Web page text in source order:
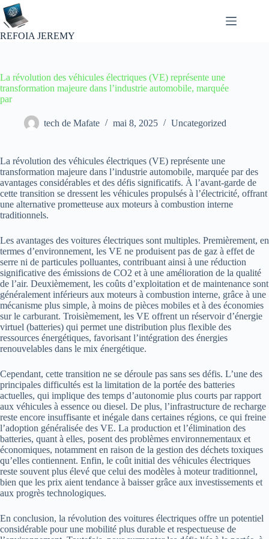
Passer
au
contenu
REFOIA JEREMY
La révolution des véhicules électriques (VE) représente une
transformation majeure dans l’industrie automobile, marquée
par
tech de Mafate mai 8, 2025 Uncategorized
La révolution des véhicules électriques (VE) représente une
transformation majeure dans l’industrie automobile, marquée par des
avantages considérables et des défis significatifs. À l’avant-garde de
cette transition se dressent les véhicules propulsés à l’électricité, offrant
une alternative prometteuse aux moteurs à combustion interne
traditionnels.
Les avantages des voitures électriques sont multiples. Premièrement, en
termes d’environnement, les VE ne produisent pas de gaz à effet de
serre ni de particules polluantes, contribuant ainsi à une réduction
significative des émissions de CO2 et à une amélioration de la qualité
de l’air. Deuxièmement, les coûts d’exploitation et de maintenance sont
généralement inférieurs aux moteurs à combustion interne, grâce à une
mécanisme plus simple, à moins de pièces mobiles et à des économies
sur le carburant. Troisièmement, les VE offrent un réservoir d’énergie
virtuel (batteries) qui permet une distribution plus flexible des
ressources énergétiques, favorisant l’intégration des énergies
renouvelables dans le mix énergétique.
Cependant, cette transition ne se déroule pas sans ses défis. L’une des
principales difficultés est la limitation de la portée des batteries
actuelles, qui implique des temps d’autonomie plus courts par rapport
aux véhicules à essence ou diesel. De plus, l’infrastructure de recharge
reste encore insuffisante et inégale dans certaines régions, ce qui freine
l’adoption généralisée des VE. La production et l’élimination des
batteries, quant à elles, posent des problèmes environnementaux et
économiques, notamment en raison de la gestion des déchets toxiques
qu’elles contiennent. Enfin, le coût initial des véhicules électriques
reste souvent plus élevé que celui des modèles à moteur traditionnel,
bien que les prix aient tendance à baisser grâce aux investissements et
aux progrès technologiques.
En conclusion, la révolution des voitures électriques offre un potentiel
considérable pour une mobilité plus durable et respectueuse de